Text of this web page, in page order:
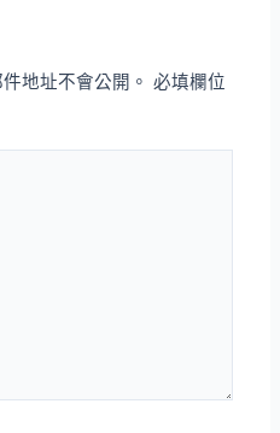
地址不會公開。 必填欄位